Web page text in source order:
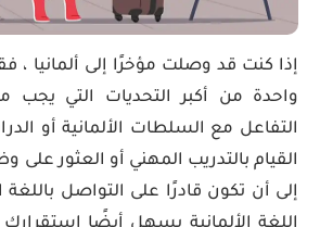
إذا كنت قد وصلت مؤخرًا إلى ألمانيا ،
واحدة من أكبر التحديات التي يجب
التفاعل مع السلطات الألمانية أو
القيام بالتدريب المهني أو العثور على
إلى أن تكون قادرًا على التواصل باللغة